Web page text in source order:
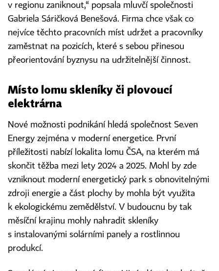
v regionu zaniknout,“ popsala mluvčí společnosti
Gabriela Sáričková Benešová. Firma chce však co
nejvíce těchto pracovních míst udržet a pracovníky
zaměstnat na pozicích, které s sebou přinesou
přeorientování byznysu na udržitelnější činnost.
Místo lomu skleníky či plovoucí
elektrárna
Nové možnosti podnikání hledá společnost Se.ven
Energy zejména v moderní energetice. První
příležitosti nabízí lokalita lomu ČSA, na kterém má
skončit těžba mezi lety 2024 a 2025. Mohl by zde
vzniknout moderní energetický park s obnovitelnými
zdroji energie a část plochy by mohla být využita
k ekologickému zemědělství. V budoucnu by tak
měsíční krajinu mohly nahradit skleníky
s instalovanými solárními panely a rostlinnou
produkcí.